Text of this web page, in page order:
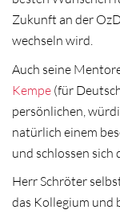
Zukunft an der
wechseln wird.
Auch seine
Kempe (für
persönlichen,
natürlich einem
und schlossen sich
Herr Schröter
das Kollegium und